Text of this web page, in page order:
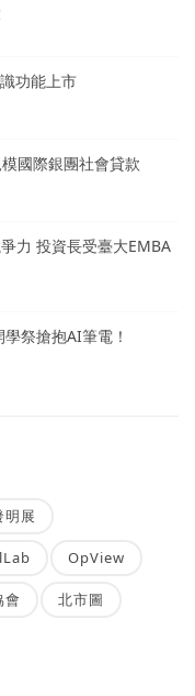
功能上市
國際銀團社會貸款
力 投資長受臺大EMBA
祭搶抱AI筆電！
明展
OpView
會 北市圖